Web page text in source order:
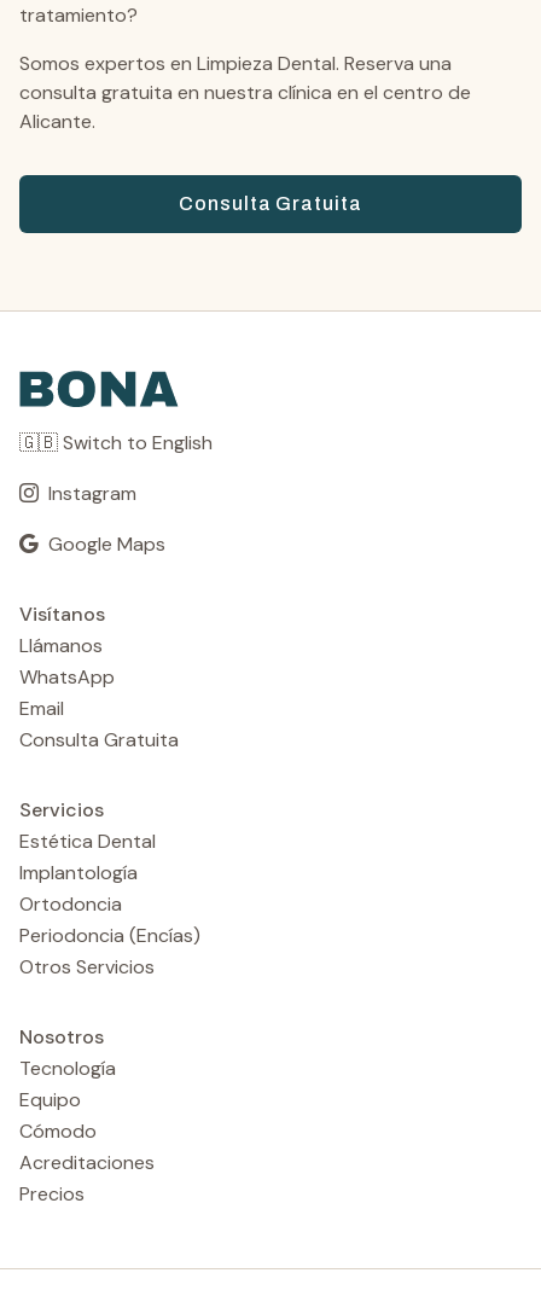
tratamiento?
Somos expertos en Limpieza Dental. Reserva una
consulta gratuita en nuestra clínica en el centro de
Alicante.
Consulta Gratuita
🇬🇧 Switch to English
Instagram
Google Maps
Visítanos
Llámanos
WhatsApp
Email
Consulta Gratuita
Servicios
Estética Dental
Implantología
Ortodoncia
Periodoncia (Encías)
Otros Servicios
Nosotros
Tecnología
Equipo
Cómodo
Acreditaciones
Precios